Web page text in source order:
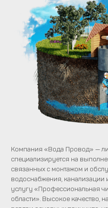
Компания «Вода Провод» —
специализируется на
связанных с монтажом и
водоснабжения, канализации
услугу «Профессиональная
области». Высокое качество,